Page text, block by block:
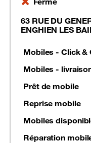
63 RUE DU
ENGHIEN LES
Mobiles - Click &
Mobiles -
Prêt de mobile
Reprise mobile
Mobiles
Réparation